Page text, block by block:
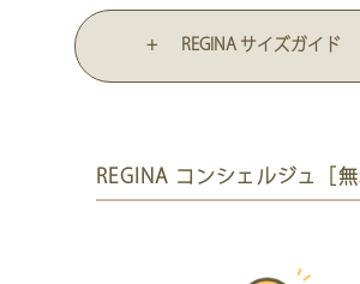
+ REGINA サイズガイ
REGINA コンシェルジュ［無